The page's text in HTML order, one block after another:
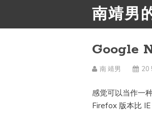
南靖男
Google
南 靖男 20
感觉可以当作一
Firefox 版本比 IE